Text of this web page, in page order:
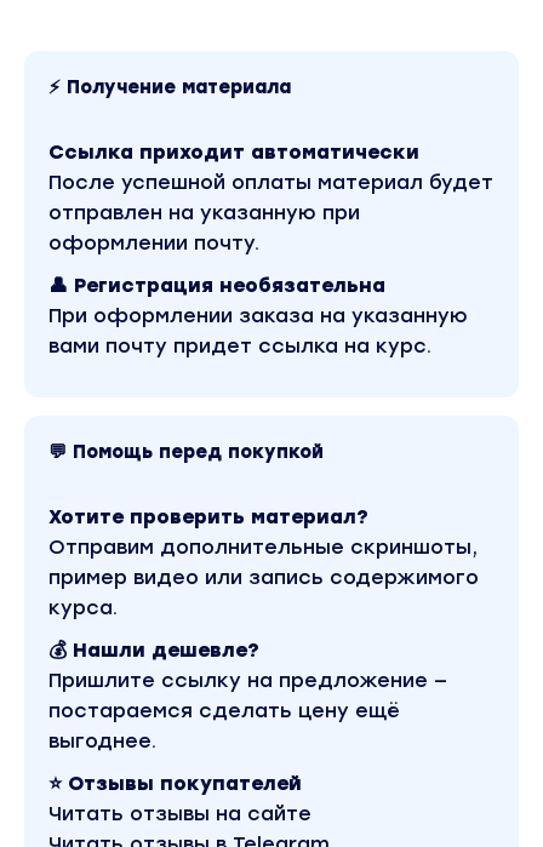
самореализоваться и быть независимой
заниматься
Практикующий байер хочешь расти,
делегировать и собирать команду
Предприниматель, и хочешь дополнительный
делать заказы для себя
Шопоголик любишь одеваться стильно и хочешь
Модуль 1:
ВВЕДЕНИЕ В ПРОФЕССИЮ. ПОШАГОВЫЙ
ЗАКАЗОВ.
Кто такой байер и что нужно для того чтобы
Пошаговый алгоритм технологии заказов
Налоги в США
РЕЗУЛЬТАТ МОДУЛЯ:
⚡ Получение материала
Ссылка приходит автоматически
После успешной оплаты материал будет
отправлен на указанную при
оформлении почту.
👤 Регистрация необязательна
При оформлении заказа на указанную
вами почту придет ссылка на курс.
💬 Помощь перед покупкой
Хотите проверить материал?
Отправим дополнительные скриншоты,
пример видео или запись содержимого
курса.
💰 Нашли дешевле?
Пришлите ссылку на предложение —
постараемся сделать цену ещё
выгоднее.
⭐ Отзывы покупателей
Читать отзывы на сайте